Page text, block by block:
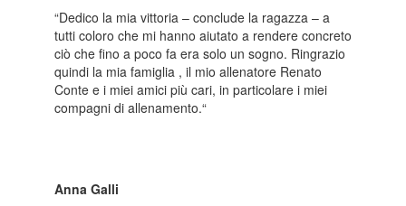
“Dedico la mia vittoria – conclude la ragazza – a
tutti coloro che mi hanno aiutato a rendere concreto
ciò che fino a poco fa era solo un sogno. Ringrazio
quindi la mia famiglia , il mio allenatore Renato
Conte e i miei amici più cari, in particolare i miei
compagni di allenamento.“
Anna Galli